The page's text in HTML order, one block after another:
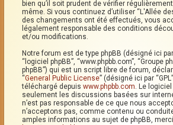
bien qu’il soit prudent de vérifier
même. Si vous continuez d’utiliser “L'Allée
des changements ont été effectués, vous
légalement responsable des conditions
et/ou modifications.
Notre forum est de type phpBB (désigné ici par
“logiciel phpBB”, “www.phpbb.com”, “Groupe
phpBB”) qui est un script libre de forum,
“General Public License” (désigné ici par
téléchargé depuis www.phpbb.com. Le
seulement les discussions basées sur
n’est pas responsable de ce que nous
n’acceptons pas, comme contenu ou
amples informations au sujet de phpBB,